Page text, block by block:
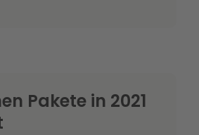
Pakete in 2021